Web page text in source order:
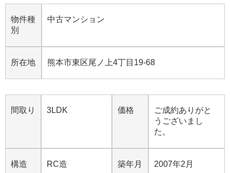
物件種
別
中古マンション
所在地 熊本市東区尾ノ上4丁目19-68
間取り 3LDK 価格
ご成約ありがと
うございまし
た。
構造 RC造 築年月 2007年2月